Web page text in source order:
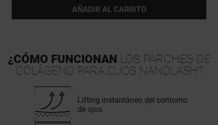
AÑADIR AL CARRITO
¿CÓMO FUNCIONAN LOS PARCHES DE
COLÁGENO PARA OJOS NANOLASH?
Lifting instantáneo del contorno
de ojos